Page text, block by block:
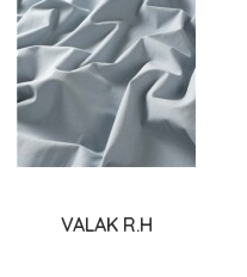
VALAK R.H